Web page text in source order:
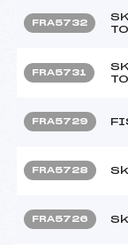
FRA5732
FRA5731
FRA5729
FRA5728
FRA5726